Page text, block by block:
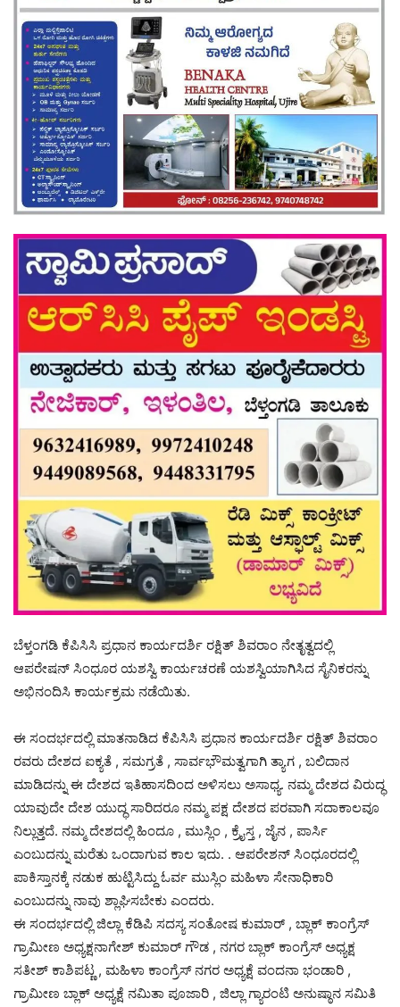
ಬೆಳ್ತಂಗಡಿ ಕೆಪಿಸಿಸಿ ಪ್ರಧಾನ ಕಾರ್ಯದರ್ಶಿ ರಕ್ಷಿತ್ ಶಿವರಾಂ ನೇತೃತ್ವದಲ್ಲಿ
ಆಪರೇಷನ್ ಸಿಂಧೂರ ಯಶಸ್ವಿ ಕಾರ್ಯಚರಣೆ ಯಶಸ್ವಿಯಾಗಿಸಿದ ಸೈನಿಕರನ್ನು
ಅಭಿನಂದಿಸಿ ಕಾರ್ಯಕ್ರಮ ನಡೆಯಿತು.
ಈ ಸಂದರ್ಭದಲ್ಲಿ ಮಾತನಾಡಿದ ಕೆಪಿಸಿಸಿ ಪ್ರಧಾನ ಕಾರ್ಯದರ್ಶಿ ರಕ್ಷಿತ್ ಶಿವರಾಂ
ರವರು ದೇಶದ ಐಕ್ಯತೆ , ಸಮಗ್ರತೆ , ಸಾರ್ವಭೌಮತ್ವಗಾಗಿ ತ್ಯಾಗ , ಬಲಿದಾನ
ಮಾಡಿದನ್ನು ಈ ದೇಶದ ಇತಿಹಾಸದಿಂದ ಅಳಿಸಲು ಅಸಾಧ್ಯ. ನಮ್ಮ ದೇಶದ ವಿರುದ್ಧ
ಯಾವುದೇ ದೇಶ ಯುದ್ಧ ಸಾರಿದರೂ ನಮ್ಮ ಪಕ್ಷ ದೇಶದ ಪರವಾಗಿ ಸದಾಕಾಲವೂ
ನಿಲ್ಲುತ್ತದೆ. ನಮ್ಮ ದೇಶದಲ್ಲಿ ಹಿಂದೂ , ಮುಸ್ಲಿಂ , ಕ್ರೈಸ್ತ , ಜೈನ , ಪಾರ್ಸಿ
ಎಂಬುದನ್ನು ಮರೆತು ಒಂದಾಗುವ ಕಾಲ ಇದು. . ಆಪರೇಶನ್ ಸಿಂಧೂರದಲ್ಲಿ
ಪಾಕಿಸ್ತಾನಕ್ಕೆ ನಡುಕ ಹುಟ್ಟಿಸಿದ್ದು ಓರ್ವ ಮುಸ್ಲಿಂ ಮಹಿಳಾ ಸೇನಾಧಿಕಾರಿ
ಎಂಬುದನ್ನು ನಾವು ಶ್ಲಾಘಿಸಬೇಕು ಎಂದರು.
ಈ ಸಂದರ್ಭದಲ್ಲಿ ಜಿಲ್ಲಾ ಕೆಡಿಪಿ ಸದಸ್ಯ ಸಂತೋಷ ಕುಮಾರ್ , ಬ್ಲಾಕ್ ಕಾಂಗ್ರೆಸ್
ಗ್ರಾಮೀಣ ಅಧ್ಯಕ್ಷನಾಗೇಶ್ ಕುಮಾರ್ ಗೌಡ , ನಗರ ಬ್ಲಾಕ್ ಕಾಂಗ್ರೆಸ್ ಅಧ್ಯಕ್ಷ
ಸತೀಶ್ ಕಾಶಿಪಟ್ಣ , ಮಹಿಳಾ ಕಾಂಗ್ರೆಸ್ ನಗರ ಅಧ್ಯಕ್ಷೆ ವಂದನಾ ಭಂಡಾರಿ ,
ಗ್ರಾಮೀಣ ಬ್ಲಾಕ್ ಅಧ್ಯಕ್ಷೆ ನಮಿತಾ ಪೂಜಾರಿ , ಜಿಲ್ಲಾ ಗ್ಯಾರಂಟಿ ಅನುಷ್ಠಾನ ಸಮಿತಿ